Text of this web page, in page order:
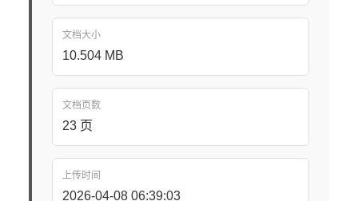
文档大小
10.504 MB
文档页数
23 页
上传时间
2026-04-08 06:39:03